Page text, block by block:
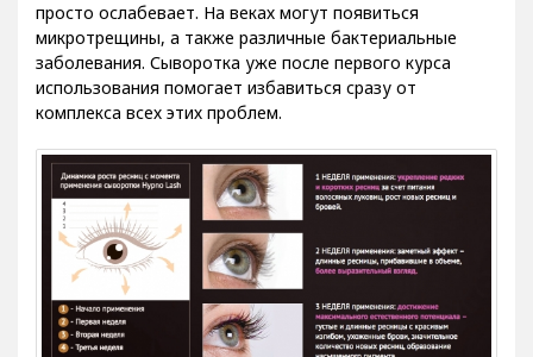
просто ослабевает. На веках могут появиться
микротрещины, а также различные бактериальные
заболевания. Сыворотка уже после первого курса
использования помогает избавиться сразу от
комплекса всех этих проблем.